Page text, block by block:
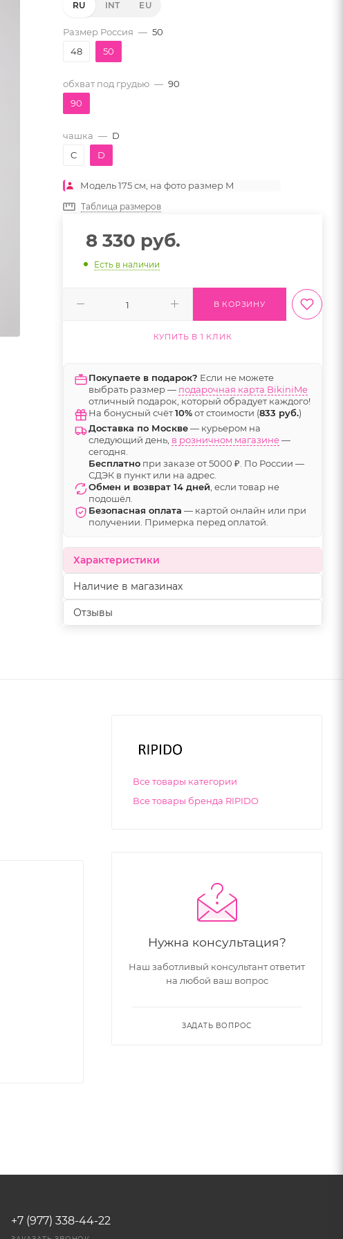
RU INT EU
Размер Россия — 50
48
50
обхват под грудью — 90
90
чашка — D
C
D
Модель 175 см, на фото размер M
Таблица размеров
8 330 руб.
Есть в наличии
В КОРЗИНУ
КУПИТЬ В 1 КЛИК
Покупаете в подарок? Если не можете
выбрать размер — подарочная карта BikiniMe
отличный подарок, который обрадует каждого!
На бонусный счёт10%от стоимости (833 руб.)
Доставка по Москве— курьером на
следующий день, в розничном магазине—
сегодня.
Бесплатно при заказе от 5000 ₽. По России —
СДЭК в пункт или на адрес.
Обмен и возврат 14 дней , если товар не
подошёл.
Безопасная оплата — картой онлайн или при
получении. Примерка перед оплатой.
Характеристики
Наличие в магазинах
Отзывы
Все товары категории
Все товары бренда RIPIDO
Нужна консультация?
Наш заботливый консультант ответит
на любой ваш вопрос
ЗАДАТЬ ВОПРОС
+7 (977) 338-44-22